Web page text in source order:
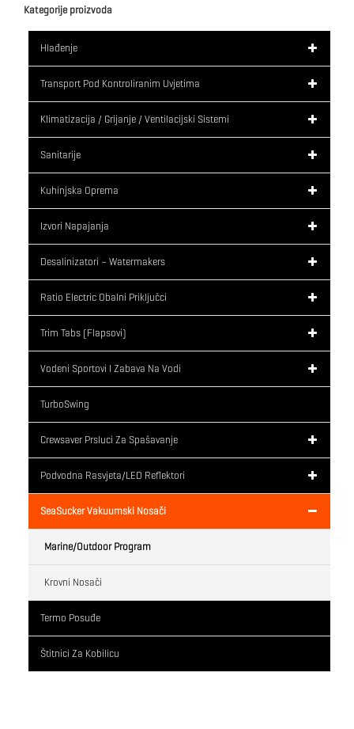
Kategorije proizvoda
Hlađenje
Transport Pod Kontroliranim Uvjetima
Klimatizacija / Grijanje / Ventilacijski Sistemi
Sanitarije
Kuhinjska Oprema
Izvori Napajanja
Desalinizatori – Watermakers
Ratio Electric Obalni Priključci
Trim Tabs (flapsovi)
Vodeni Sportovi I Zabava Na Vodi
TurboSwing
Crewsaver Prsluci Za Spašavanje
Podvodna Rasvjeta/LED Reflektori
SeaSucker Vakuumski Nosači
Marine/Outdoor Program
Krovni Nosači
Termo Posuđe
Štitnici Za Kobilicu